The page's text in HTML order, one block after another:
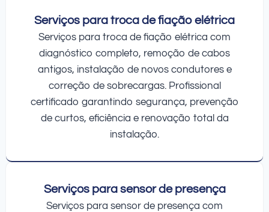
Serviços para troca de fiação elétrica
Serviços para troca de fiação elétrica com
diagnóstico completo, remoção de cabos
antigos, instalação de novos condutores e
correção de sobrecargas. Profissional
certificado garantindo segurança, prevenção
de curtos, eficiência e renovação total da
instalação.
Serviços para sensor de presença
Serviços para sensor de presença com